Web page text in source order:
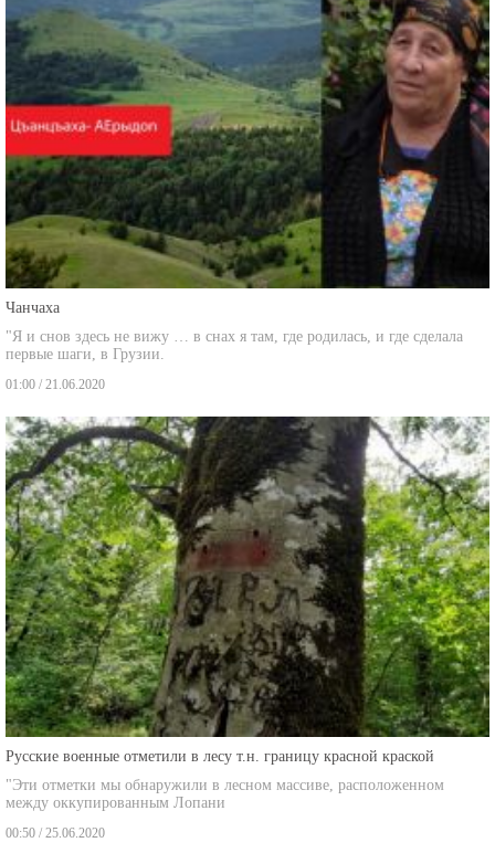
Чанчаха
"Я и снов здесь не вижу … в снах я там, где родилась, и где сделала
первые шаги, в Грузии.
01:00 / 21.06.2020
Русские военные отметили в лесу т.н. границу красной краской
"Эти отметки мы обнаружили в лесном массиве, расположенном
между оккупированным Лопани
00:50 / 25.06.2020